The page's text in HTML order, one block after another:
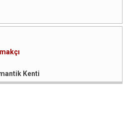
Kenti